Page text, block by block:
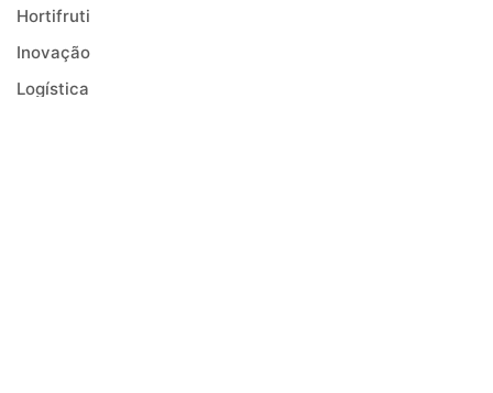
Hortifruti
Inovação
Logística